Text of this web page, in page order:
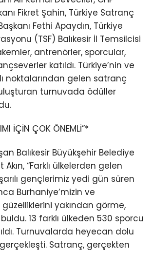
Fikret Şahin, Türkiye Satranç
Fethi Apaydın, Türkiye
(TSF) Balıkesir İl Temsilcisi
antrenörler, sporcular,
katıldı. Türkiye’nin ve
noktalarından gelen satranç
turnuvada ödüller
İÇİN ÇOK ÖNEMLİ”*
Balıkesir Büyükşehir Belediye
Akın, “Farklı ülkelerden gelen
gençlerimiz yedi gün süren
Burhaniye’mizin ve
güzelliklerini yakından görme,
13 farklı ülkeden 530 sporcu
Turnuvalarda heyecan dolu
Satranç, gerçekten